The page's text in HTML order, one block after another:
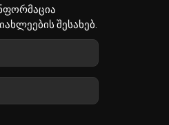
შესახებ.